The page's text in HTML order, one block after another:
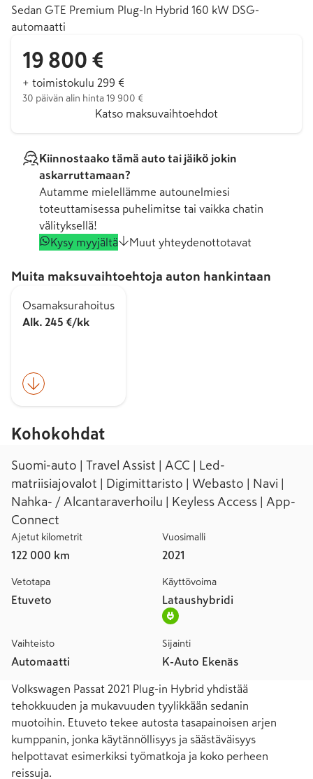
Sedan GTE Premium Plug-In Hybrid 160 kW DSG-
automaatti
19 800 €
+ toimistokulu 299 €
30 päivän alin hinta 19 900 €
Katso maksuvaihtoehdot
Kiinnostaako tämä auto tai jäikö jokin
askarruttamaan?
Autamme mielellämme autounelmiesi
toteuttamisessa puhelimitse tai vaikka chatin
välityksellä!
Kysy myyjältä
Muut yhteydenottotavat
Muita maksuvaihtoehtoja auton hankintaan
Osamaksurahoitus
Alk. 245 €/kk
Kohokohdat
Suomi-auto | Travel Assist | ACC | Led-
matriisiajovalot | Digimittaristo | Webasto | Navi |
Nahka- / Alcantaraverhoilu | Keyless Access | App-
Connect
Ajetut kilometrit
122 000 km
Vuosimalli
2021
Vetotapa
Etuveto
Käyttövoima
Lataushybridi
Vaihteisto
Automaatti
Sijainti
K-Auto Ekenäs
Volkswagen Passat 2021 Plug-in Hybrid yhdistää
tehokkuuden ja mukavuuden tyylikkään sedanin
muotoihin. Etuveto tekee autosta tasapainoisen arjen
kumppanin, jonka käytännöllisyys ja säästäväisyys
helpottavat esimerkiksi työmatkoja ja koko perheen
reissuja.